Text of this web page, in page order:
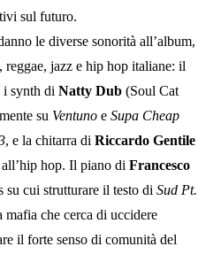
sul futuro.
le diverse sonorità all’album,
jazz e hip hop italiane: il
i synth di Natty Dub (Soul Cat
su Ventuno e Supa Cheap
, e la chitarra di Riccardo Gentile
all’hip hop. Il piano di Francesco
su cui strutturare il testo di Sud Pt.
mafia che cerca di uccidere
il forte senso di comunità del